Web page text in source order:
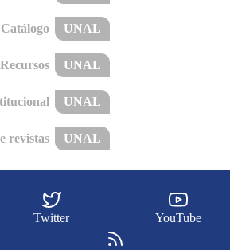
Catálogo UNAL
Recursos UNAL
UNAL
revistas UNAL
Twitter YouTube